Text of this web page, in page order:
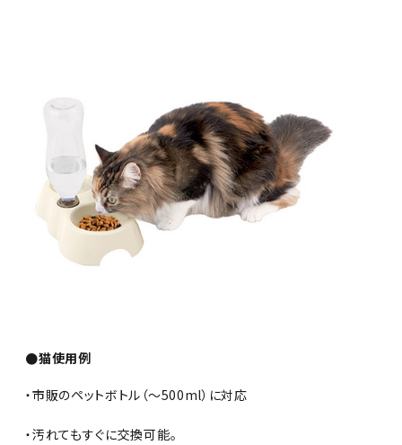
●猫使用例
・市販のペットボトル（〜500ml）に対応
・汚れてもすぐに交換可能。